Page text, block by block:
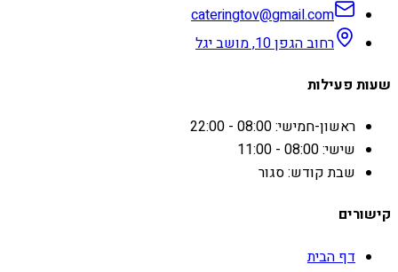
cateringtov@gmail.com
רחוב הגפן 10, מושב יגל
שעות פעילות
ראשון-חמישי: 08:00 - 22:00
שישי: 08:00 - 11:00
שבת קודש: סגור
קישורים
דף הבית